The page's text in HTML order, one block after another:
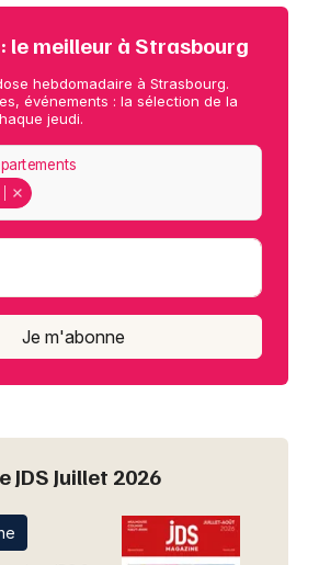
le meilleur à Strasbourg
hebdomadaire à Strasbourg.
événements : la sélection de la
jeudi.
Je m'abonne
JDS Juillet 2026